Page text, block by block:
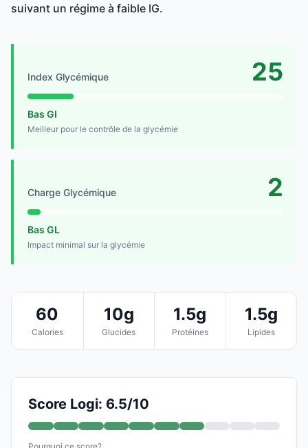
suivant un régime à faible IG.
Index Glycémique 25
Bas GI
Meilleur pour le contrôle de la glycémie
Charge Glycémique 2
Bas GL
Impact minimal sur la glycémie
60
Calories
10g
Glucides
1.5g
Protéines
1.5g
Lipides
Score Logi: 6.5/10